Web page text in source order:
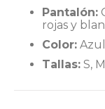
Pantalón:
rojas y
Color:
Tallas: S,